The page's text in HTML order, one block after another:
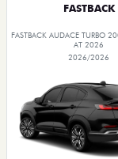
FASTBACK
FASTBACK AUDACE TURBO
AT 2026
2026/2026